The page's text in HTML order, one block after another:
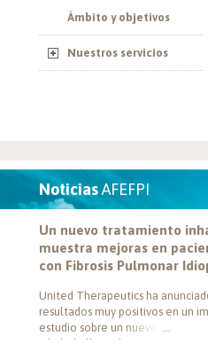
Ámbito y objetivos
Nuestros servicios
NoticiasAFEFPI
Un nuevo tratamiento
muestra mejoras en
con Fibrosis Pulmonar
United Therapeutics ha
resultados muy positivos en un
estudio sobre un nuevo
inhalado llamado Tyvaso, dirigido